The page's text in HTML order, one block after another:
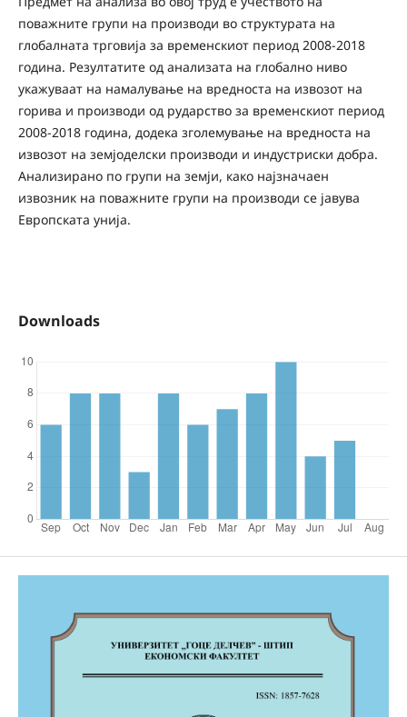
поважните групи на производи во структурата на
глобалната трговија за временскиот период 2008-2018
година. Резултатите од анализата на глобално ниво
укажуваат на намалување на вредноста на извозот на
горива и производи од рударство за временскиот период
2008-2018 година, додека зголемување на вредноста на
извозот на земјоделски производи и индустриски добра.
Анализирано по групи на земји, како најзначаен
извозник на поважните групи на производи се јавува
Европската унија.
Downloads